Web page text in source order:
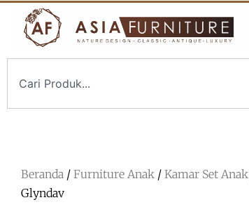
Beranda / Furniture Anak / Kamar Set Anak
Glyndav